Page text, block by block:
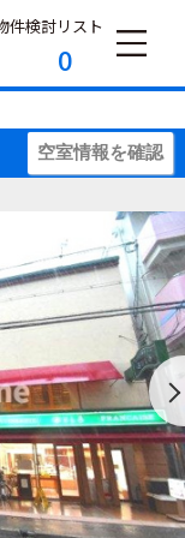
件検討リスト
0
空室情報を確認